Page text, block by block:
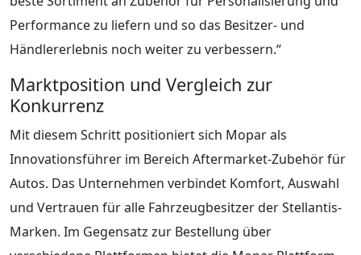
Performance zu liefern und so das Besitzer- und
Händlererlebnis noch weiter zu verbessern.“
Marktposition und Vergleich zur
Konkurrenz
Mit diesem Schritt positioniert sich Mopar als
Innovationsführer im Bereich Aftermarket-Zubehör für
Autos. Das Unternehmen verbindet Komfort, Auswahl
und Vertrauen für alle Fahrzeugbesitzer der Stellantis-
Marken. Im Gegensatz zur Bestellung über